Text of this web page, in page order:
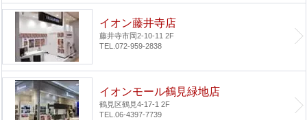
イオン藤井寺店
藤井寺市岡2-10-11 2F
TEL.072-959-2838
イオンモール鶴見緑地店
鶴見区鶴見4-17-1 2F
TEL.06-4397-7739